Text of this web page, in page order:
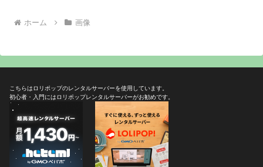
ホーム 画像
こちらはロリポップのレンタルサーバーを使用しています。
初心者・入門にはロリポップレンタルサーバーがお勧めです。